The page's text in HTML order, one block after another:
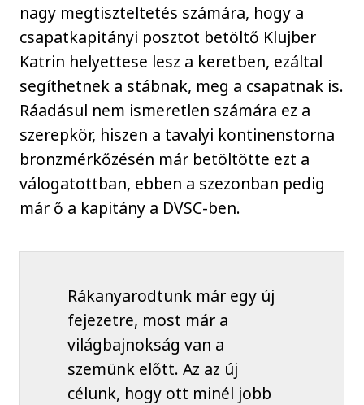
nagy megtiszteltetés számára, hogy a
csapatkapitányi posztot betöltő Klujber
Katrin helyettese lesz a keretben, ezáltal
segíthetnek a stábnak, meg a csapatnak is.
Ráadásul nem ismeretlen számára ez a
szerepkör, hiszen a tavalyi kontinenstorna
bronzmérkőzésén már betöltötte ezt a
válogatottban, ebben a szezonban pedig
már ő a kapitány a DVSC-ben.
Rákanyarodtunk már egy új
fejezetre, most már a
világbajnokság van a
szemünk előtt. Az az új
célunk, hogy ott minél jobb